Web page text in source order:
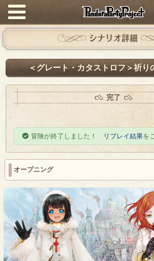
シナリオ詳細
＜グレート・カタストロフ＞祈り
完了
冒険が終了しました！ リプレイ結果を
オープニング